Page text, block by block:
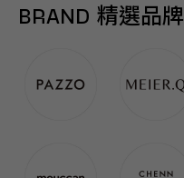
BRAND 精選品牌